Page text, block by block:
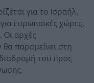
για το Ισραήλ,
ευρωπαϊκές χώρες,
Οι αρχές
θα παραμείνει στη
του προς